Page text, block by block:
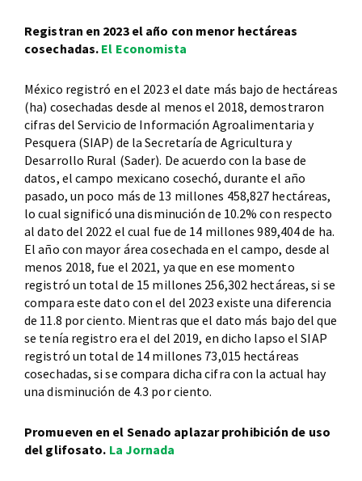
Registran en 2023 el año con menor hectáreas
cosechadas. El Economista
México registró en el 2023 el date más bajo de hectáreas
(ha) cosechadas desde al menos el 2018, demostraron
cifras del Servicio de Información Agroalimentaria y
Pesquera (SIAP) de la Secretaría de Agricultura y
Desarrollo Rural (Sader). De acuerdo con la base de
datos, el campo mexicano cosechó, durante el año
pasado, un poco más de 13 millones 458,827 hectáreas,
lo cual significó una disminución de 10.2% con respecto
al dato del 2022 el cual fue de 14 millones 989,404 de ha.
El año con mayor área cosechada en el campo, desde al
menos 2018, fue el 2021, ya que en ese momento
registró un total de 15 millones 256,302 hectáreas, si se
compara este dato con el del 2023 existe una diferencia
de 11.8 por ciento. Mientras que el dato más bajo del que
se tenía registro era el del 2019, en dicho lapso el SIAP
registró un total de 14 millones 73,015 hectáreas
cosechadas, si se compara dicha cifra con la actual hay
una disminución de 4.3 por ciento.
Promueven en el Senado aplazar prohibición de uso
del glifosato. La Jornada